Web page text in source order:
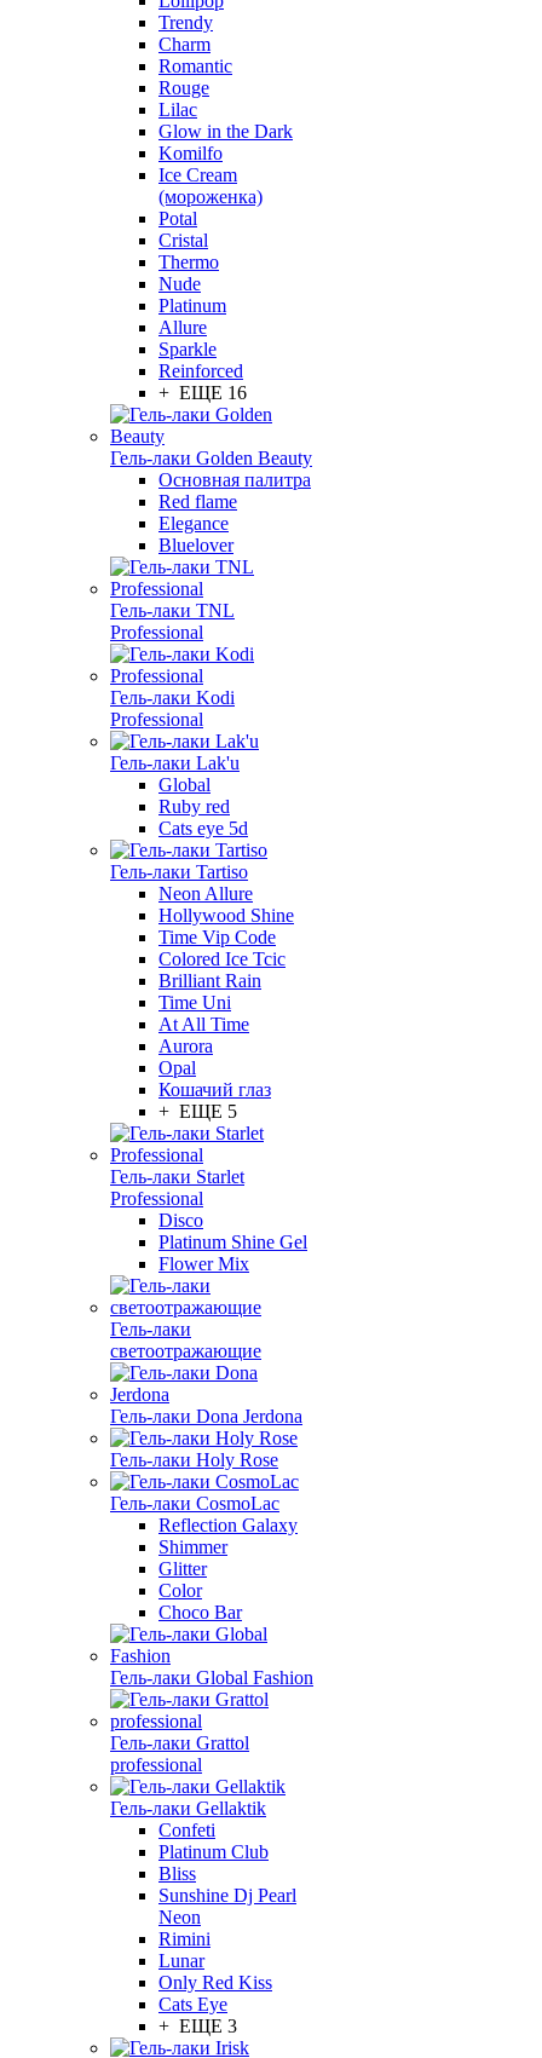
Trendy
Charm
Romantic
Rouge
Lilac
Glow in the Dark
Komilfo
Ice Cream
(мороженка)
Potal
Cristal
Thermo
Nude
Platinum
Allure
Sparkle
Reinforced
+ ЕЩЕ 16
Гель-лаки Golden Beauty
Основная палитра
Red flame
Elegance
Bluelover
Гель-лаки TNL
Professional
Гель-лаки Kodi
Professional
Гель-лаки Lak'u
Global
Ruby red
Cats eye 5d
Гель-лаки Tartiso
Neon Allure
Hollywood Shine
Time Vip Code
Colored Ice Tcic
Brilliant Rain
Time Uni
At All Time
Aurora
Opal
Кошачий глаз
+ ЕЩЕ 5
Гель-лаки Starlet
Professional
Disco
Platinum Shine Gel
Flower Mix
Гель-лаки
светоотражающие
Гель-лаки Dona Jerdona
Гель-лаки Holy Rose
Гель-лаки CosmoLac
Reflection Galaxy
Shimmer
Glitter
Color
Choco Bar
Гель-лаки Global Fashion
Гель-лаки Grattol
professional
Гель-лаки Gellaktik
Confeti
Platinum Club
Bliss
Sunshine Dj Pearl
Neon
Rimini
Lunar
Only Red Kiss
Cats Eye
+ ЕЩЕ 3